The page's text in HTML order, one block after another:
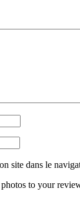
site dans le
to your